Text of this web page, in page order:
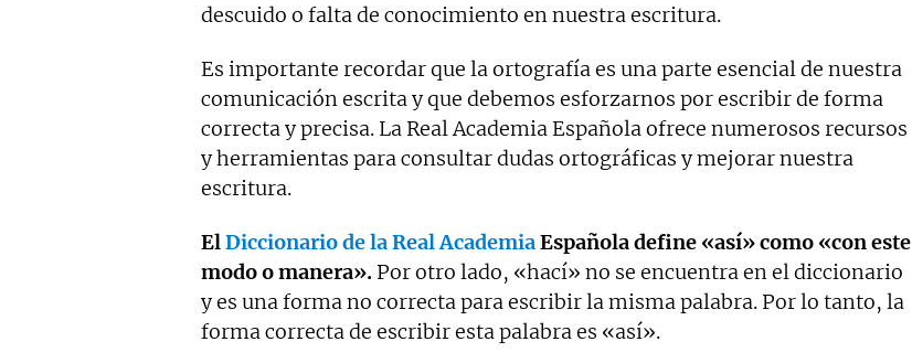
descuido o falta de conocimiento en nuestra escritura.
Es importante recordar que la ortografía es una parte esencial de nuestra
comunicación escrita y que debemos esforzarnos por escribir de forma
correcta y precisa. La Real Academia Española ofrece numerosos recursos
y herramientas para consultar dudas ortográficas y mejorar nuestra
escritura.
ElDiccionario de la Real AcademiaEspañola define «así» como «con este
modo o manera». Por otro lado, «hací» no se encuentra en el diccionario
y es una forma no correcta para escribir la misma palabra. Por lo tanto, la
forma correcta de escribir esta palabra es «así».